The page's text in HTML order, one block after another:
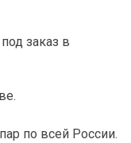
заказ в
по всей России.